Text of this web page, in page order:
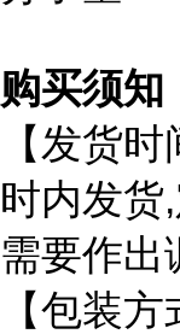
购买须知
【发货
时内发货,
需要作出
【包装方